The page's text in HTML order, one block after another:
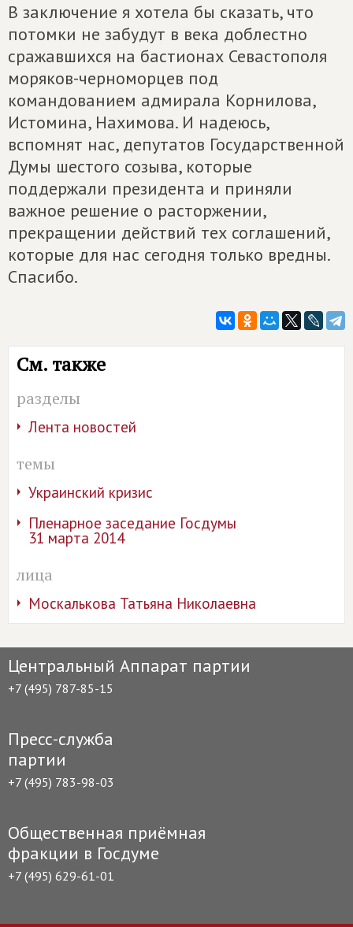
В заключение я хотела бы сказать, что
потомки не забудут в века доблестно
сражавшихся на бастионах Севастополя
моряков-черноморцев под
командованием адмирала Корнилова,
Истомина, Нахимова. И надеюсь,
вспомнят нас, депутатов Государственной
Думы шестого созыва, которые
поддержали президента и приняли
важное решение о расторжении,
прекращении действий тех соглашений,
которые для нас сегодня только вредны.
Спасибо.
См. также
разделы
Лента новостей
темы
Украинский кризис
Пленарное заседание Госдумы
31 марта 2014
лица
Москалькова Татьяна Николаевна
Центральный Аппарат партии
+7 (495) 787-85-15
Пресс-служба
партии
+7 (495) 783-98-03
Общественная приёмная
фракции в Госдуме
+7 (495) 629-61-01